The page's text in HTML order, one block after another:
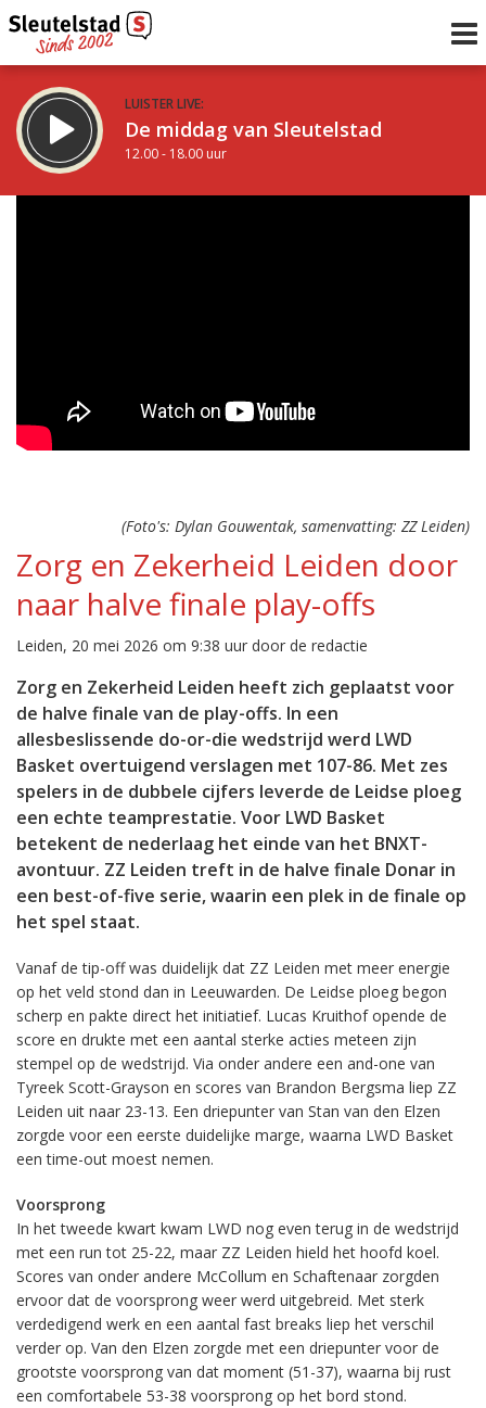
LUISTER LIVE:
De middag van Sleutelstad
12.00 - 18.00 uur
(Foto's: Dylan Gouwentak, samenvatting: ZZ Leiden)
Zorg en Zekerheid Leiden door
naar halve finale play-offs
Leiden, 20 mei 2026 om 9:38 uur door de redactie
Zorg en Zekerheid Leiden heeft zich geplaatst voor
de halve finale van de play-offs. In een
allesbeslissende do-or-die wedstrijd werd LWD
Basket overtuigend verslagen met 107-86. Met zes
spelers in de dubbele cijfers leverde de Leidse ploeg
een echte teamprestatie. Voor LWD Basket
betekent de nederlaag het einde van het BNXT-
avontuur. ZZ Leiden treft in de halve finale Donar in
een best-of-five serie, waarin een plek in de finale op
het spel staat.
Vanaf de tip-off was duidelijk dat ZZ Leiden met meer energie
op het veld stond dan in Leeuwarden. De Leidse ploeg begon
scherp en pakte direct het initiatief. Lucas Kruithof opende de
score en drukte met een aantal sterke acties meteen zijn
stempel op de wedstrijd. Via onder andere een and-one van
Tyreek Scott-Grayson en scores van Brandon Bergsma liep ZZ
Leiden uit naar 23-13. Een driepunter van Stan van den Elzen
zorgde voor een eerste duidelijke marge, waarna LWD Basket
een time-out moest nemen.
Voorsprong
In het tweede kwart kwam LWD nog even terug in de wedstrijd
met een run tot 25-22, maar ZZ Leiden hield het hoofd koel.
Scores van onder andere McCollum en Schaftenaar zorgden
ervoor dat de voorsprong weer werd uitgebreid. Met sterk
verdedigend werk en een aantal fast breaks liep het verschil
verder op. Van den Elzen zorgde met een driepunter voor de
grootste voorsprong van dat moment (51-37), waarna bij rust
een comfortabele 53-38 voorsprong op het bord stond.